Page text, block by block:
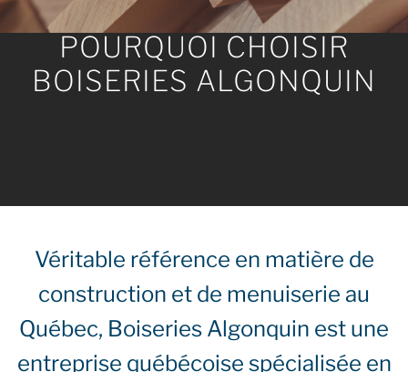
POURQUOI CHOISIR
BOISERIES ALGONQUIN
Véritable référence en matière de
construction et de menuiserie au
Québec, Boiseries Algonquin est une
entreprise québécoise spécialisée en